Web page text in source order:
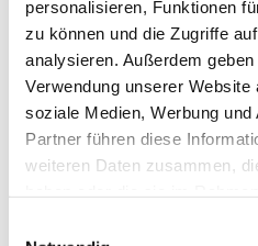
personalisieren, Funktionen
zu können und die Zugriffe
analysieren. Außerdem
Verwendung unserer
soziale Medien, Werbung
Partner führen diese
weiteren Daten zusammen,
Nicht klassifizierte
gerade versuchen zu
mit Anbietern von
Name Anbieter
maps/vt
site-